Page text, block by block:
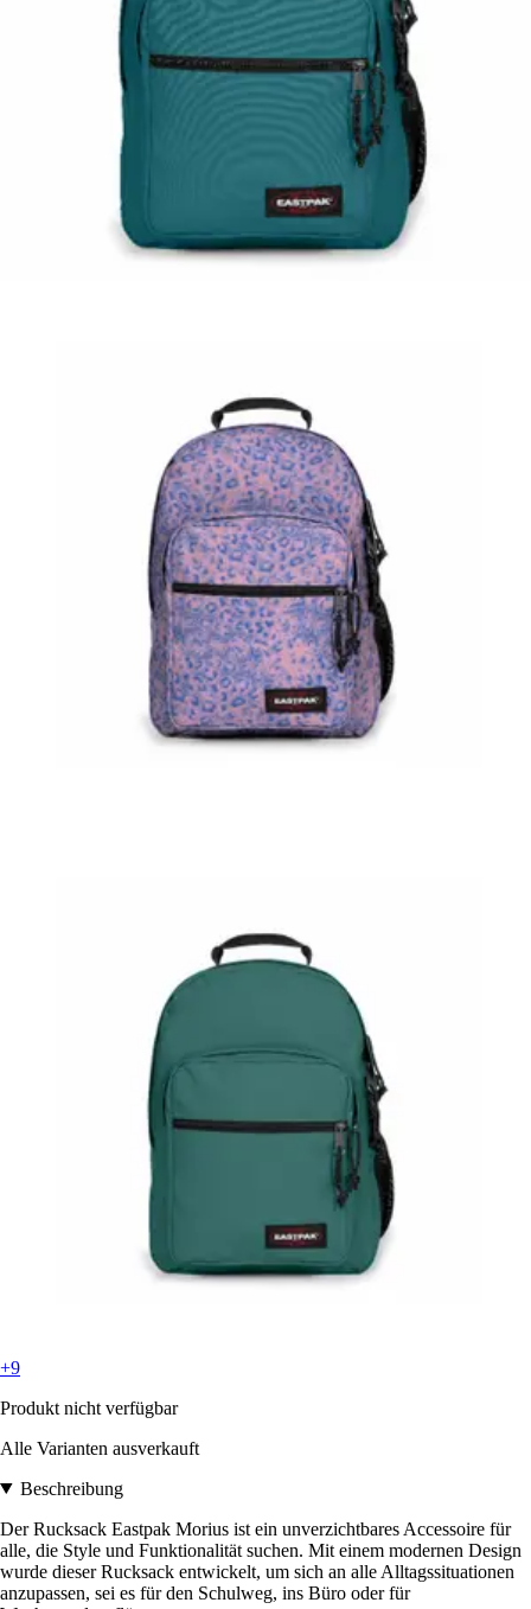
+9
Produkt nicht verfügbar
Alle Varianten ausverkauft
Beschreibung
Der Rucksack Eastpak Morius ist ein unverzichtbares Accessoire für
alle, die Style und Funktionalität suchen. Mit einem modernen Design
wurde dieser Rucksack entwickelt, um sich an alle Alltagssituationen
anzupassen, sei es für den Schulweg, ins Büro oder für